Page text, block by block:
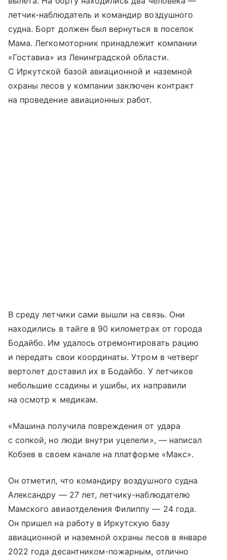
летчик-наблюдатель и командир воздушного
судна. Борт должен был вернуться в поселок
Мама. Легкомоторник принадлежит компании
«Гоставиа» из Ленинградской области.
С Иркутской базой авиационной и наземной
охраны лесов у компании заключен контракт
на проведение авиационных работ.
В среду летчики сами вышли на связь. Они
находились в тайге в 90 километрах от города
Бодайбо. Им удалось отремонтировать рацию
и передать свои координаты. Утром в четверг
вертолет доставил их в Бодайбо. У летчиков
небольшие ссадины и ушибы, их направили
на осмотр к медикам.
«Машина получила повреждения от удара
с сопкой, но люди внутри уцелели», — написал
Кобзев в своем канале на платформе «Макс».
Он отметил, что командиру воздушного судна
Александру — 27 лет, летчику-наблюдателю
Мамского авиаотделения Филиппу — 24 года.
Он пришел на работу в Иркутскую базу
авиационной и наземной охраны лесов в январе
2022 года десантником-пожарным, отлично